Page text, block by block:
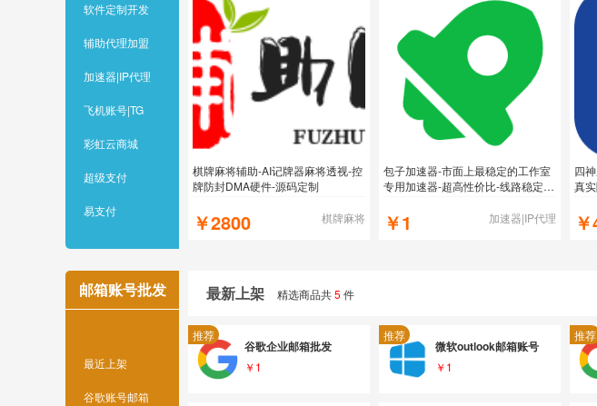
软件定制开发
辅助代理加盟
加速器|IP代理
飞机账号|TG
彩虹云商城
超级支付
易支付
棋牌麻将辅助-AI记牌器麻将透视-控
牌防封DMA硬件-源码定制
￥2800 棋牌麻将
包子加速器-市面上最稳定的工作室
专用加速器-超高性价比-线路稳定高
￥1 加速器|IP代理
四
真
过
邮箱账号批发
最近上架
谷歌账号邮箱
最新上架 精选商品共5 件
推荐
谷歌企业邮箱批发
￥1
推荐
微软outlook邮箱账号
￥1
推荐